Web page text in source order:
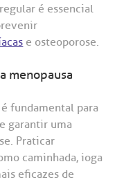
é essencial
e osteoporose.
menopausa
fundamental para
garantir uma
Praticar
caminhada, ioga
eficazes de